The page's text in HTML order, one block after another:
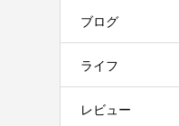
ブログ
ライフ
レビュー